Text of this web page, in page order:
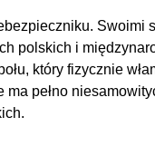
Swoimi
polskich i
który fizycznie
pełno